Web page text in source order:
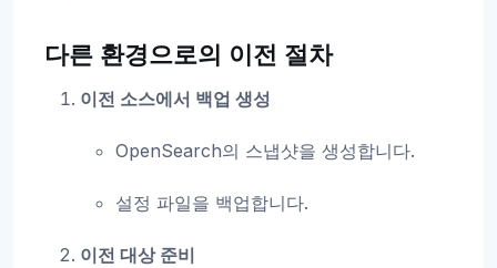
다른 환경으로의 이전 절차
이전 소스에서 백업 생성
OpenSearch의 스냅샷을 생성합니다.
설정 파일을 백업합니다.
이전 대상 준비